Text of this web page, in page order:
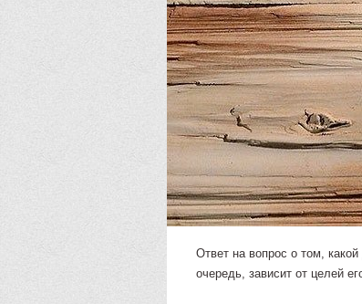
Ответ на вопрос о том,
очередь, зависит от целей